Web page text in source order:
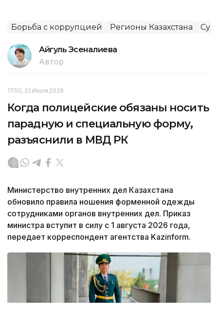
Борьба с коррупцией Регионы Казахстана
Айгуль Эсеналиева
Автор
17:50, 22 Июля 2026
Когда полицейские обязаны носить
парадную и специальную форму,
разъяснили в МВД РК
Министерство внутренних дел Казахстана
обновило правила ношения форменной одежды
сотрудниками органов внутренних дел. Приказ
министра вступит в силу с 1 августа 2026 года,
передает корреспондент агентства Kazinform.